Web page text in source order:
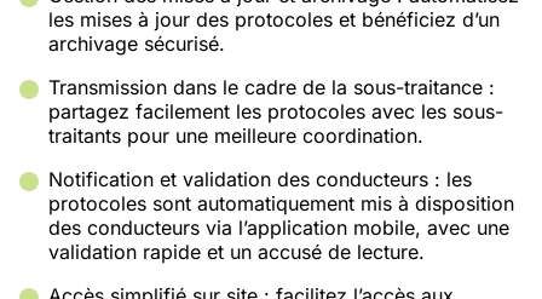
les mises à jour des protocoles et bénéficiez d’un
archivage sécurisé.
Transmission dans le cadre de la sous-traitance :
partagez facilement les protocoles avec les sous-
traitants pour une meilleure coordination.
Notification et validation des conducteurs : les
protocoles sont automatiquement mis à disposition
des conducteurs via l’application mobile, avec une
validation rapide et un accusé de lecture.